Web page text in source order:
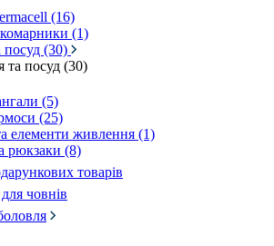
(16)
(1)
посуд (30)
та посуд (30)
(5)
(25)
елементи живлення (1)
рюкзаки (8)
товарів
човнів